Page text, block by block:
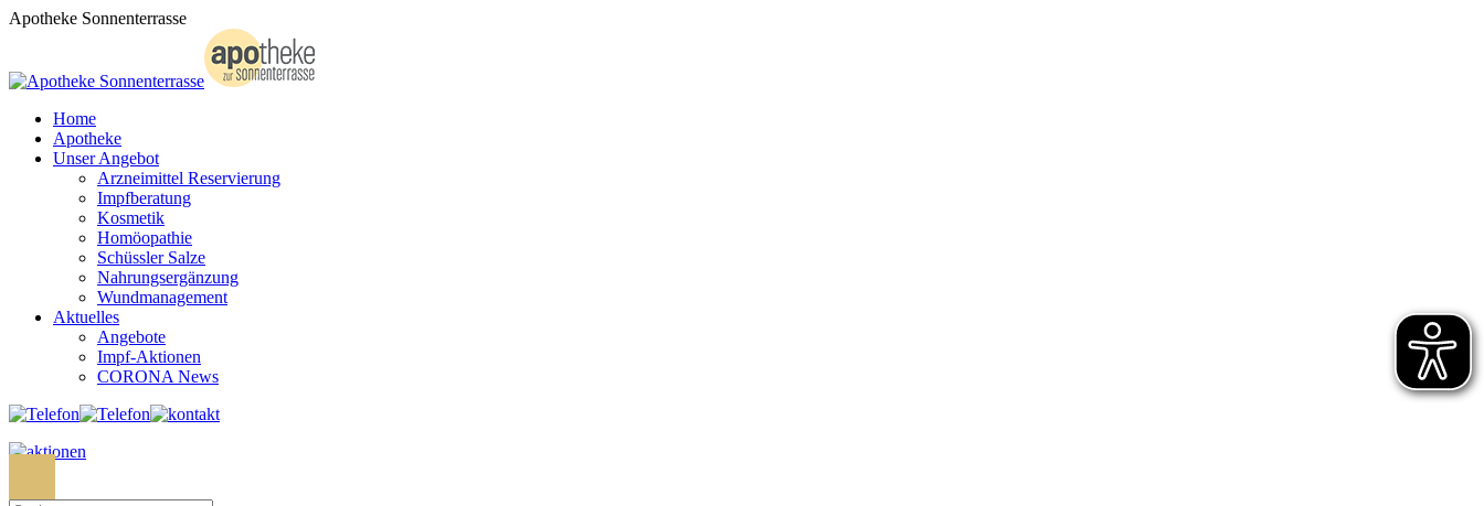
Zum
Apotheke Sonnenterrasse
Home
Apotheke
Unser Angebot
Arzneimittel Reservierung
Impfberatung
Kosmetik
Homöopathie
Schüssler Salze
Nahrungsergänzung
Wundmanagement
Aktuelles
Angebote
Impf-Aktionen
CORONA News